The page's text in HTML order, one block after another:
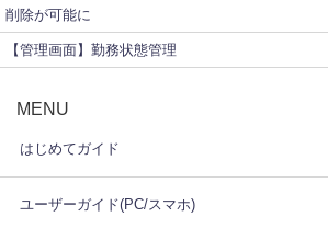
削除が可能に
【管理画面】勤務状態管理
MENU
はじめてガイド
ユーザーガイド(PC/スマホ)